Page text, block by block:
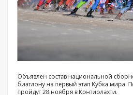
Объявлен состав национальной
биатлону на первый этап Кубка мира.
пройдут 28 ноября в Контиолахти.